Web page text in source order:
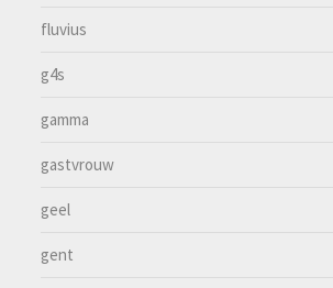
fluvius
g4s
gamma
gastvrouw
geel
gent